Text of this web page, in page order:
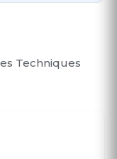
Techniques